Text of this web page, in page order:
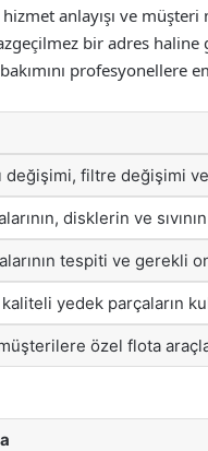
anlayışı ve
bir adres
profesyonellere
değişimi, filtre değişimi
disklerin ve
tespiti ve gerekli
yedek parçaların
özel flota